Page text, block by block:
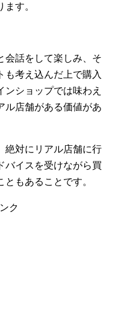
す。
会話をして楽しみ、そ
も考え込んだ上で購入
ショップでは味わえ
ル店舗がある価値があ
絶対にリアル店舗に行
バイスを受けながら買
もあることです。
ク